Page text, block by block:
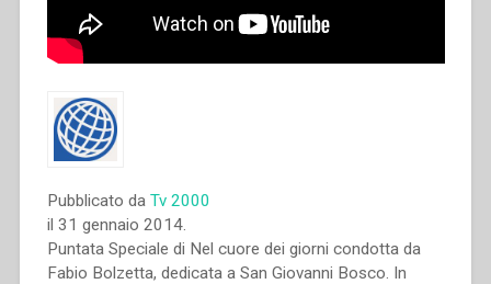
Pubblicato da Tv 2000
il 31 gennaio 2014.
Puntata Speciale di Nel cuore dei giorni condotta da
Fabio Bolzetta, dedicata a San Giovanni Bosco. In